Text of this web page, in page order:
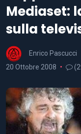
Mediaset:
sulla
Enrico Pascucci
20 Ottobre 2008